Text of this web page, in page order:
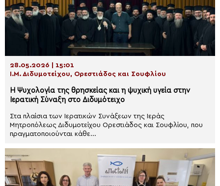
28.05.2026 | 15:01
Ι.Μ. Διδυμοτείχου, Ορεστιάδος και Σουφλίου
Η Ψυχολογία της θρησκείας και η ψυχική υγεία στην
Ιερατική Σύναξη στο Διδυμότειχο
Στα πλαίσια των Ιερατικών Συνάξεων της Ιεράς
Μητροπόλεως Διδυμοτείχου Ορεστιάδος και Σουφλίου, που
πραγματοποιούνται κάθε...